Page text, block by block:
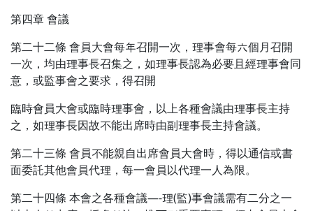
第四章 會議
第二十二條 會員大會每年召開一次，理事會每六個月召開
一次，均由理事長召集之，如理事長認為必要且經理事會同
意，或監事會之要求，得召開
臨時會員大會或臨時理事會，以上各種會議由理事長主持
之，如理事長因故不能出席時由副理事長主持會議。
第二十三條 會員不能親自出席會員大會時，得以通信或書
面委託其他會員代理，每一會員以代理一人為限。
第二十四條 本會之各種會議—-理(監)事會議需有二分之一